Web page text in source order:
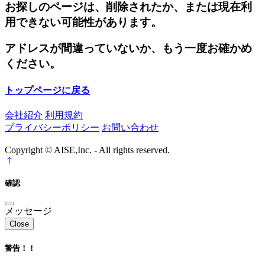
お探しのページは、削除されたか、または現在利
用できない可能性があります。
アドレスが間違っていないか、もう一度お確かめ
ください。
トップページに戻る
会社紹介 利用規約
プライバシーポリシー お問い合わせ
Copyright © AISE,Inc. - All rights reserved.
確認
メッセージ
Close
警告！！